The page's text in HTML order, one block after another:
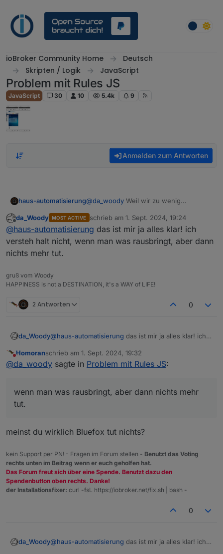
ioBroker Community Home
Deutsch
Skripten / Logik
JavaScript
Problem mit Rules JS
JavaScript 30 10 5.4k 9
Anmelden zum Antworten
haus-automatisierung@da_woody Weil wir zu wenig
Adaptern immer viel zu tun gibt. Und da
jeder das in der Freizeit macht, sucht
man sich aus worauf man gerade Lust
hat und es gibt keinen festen Plan.
Offline
da_Woody MOST ACTIVE schrieb am 1. Sept. 2024, 19:24
zuletzt editiert von
@haus-automatisierung das ist mir ja alles klar! ich
versteh halt nicht, wenn man was rausbringt, aber dann
nichts mehr tut.
gruß vom Woody
HAPPINESS is not a DESTINATION, it's a WAY of LIFE!
2 Antworten 0
da_Woody@haus-automatisierung das ist mir ja alles klar! ich
dann nichts mehr tut.
Nicht stören
Homoranschrieb am 1. Sept. 2024, 19:32
zuletzt editiert von
@da_woody sagte in Problem mit Rules JS:
wenn man was rausbringt, aber dann nichts mehr
tut.
meinst du wirklich Bluefox tut nichts?
kein Support per PN! - Fragen im Forum stellen - Benutzt das Voting
rechts unten im Beitrag wenn er euch geholfen hat.
Das Forum freut sich über eine Spende. Benutzt dazu den
Spendenbutton oben rechts. Danke!
der Installationsfixer: curl -fsL https://iobroker.net/fix.sh | bash -
0
da_Woody@haus-automatisierung das ist mir ja alles klar! ich